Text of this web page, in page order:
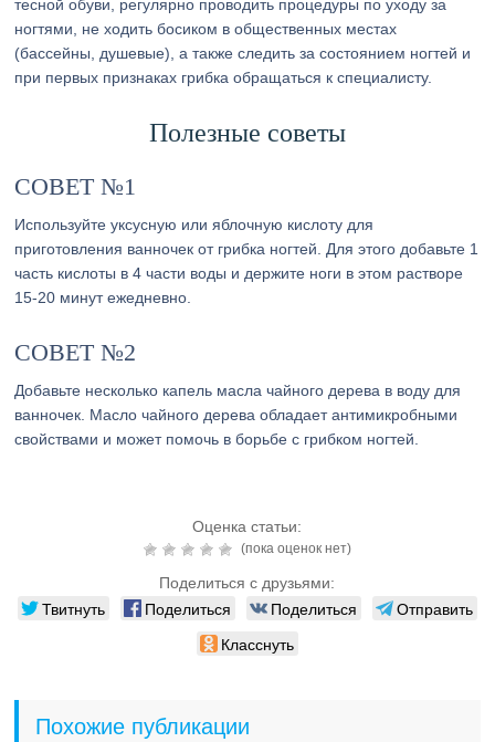
тесной обуви, регулярно проводить процедуры по уходу за
ногтями, не ходить босиком в общественных местах
(бассейны, душевые), а также следить за состоянием ногтей и
при первых признаках грибка обращаться к специалисту.
Полезные советы
СОВЕТ №1
Используйте уксусную или яблочную кислоту для
приготовления ванночек от грибка ногтей. Для этого добавьте 1
часть кислоты в 4 части воды и держите ноги в этом растворе
15-20 минут ежедневно.
СОВЕТ №2
Добавьте несколько капель масла чайного дерева в воду для
ванночек. Масло чайного дерева обладает антимикробными
свойствами и может помочь в борьбе с грибком ногтей.
Оценка статьи:
(пока оценок нет)
Поделиться с друзьями:
Твитнуть Поделиться Поделиться
Отправить
Класснуть
Похожие публикации